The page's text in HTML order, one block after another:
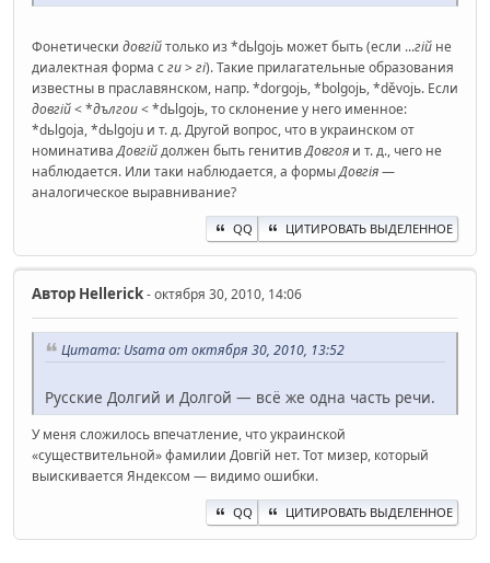
Фонетически довгійтолько из *dьlgojь может быть (если ...гій не
диалектная форма сги> гі). Такие прилагательные образования
известны в праславянском, напр. *dorgojь, *bolgojь, *děvojь. Если
довгій< *дългои< *dьlgojь, то склонение у него именное:
*dьlgoja, *dьlgoju и т. д. Другой вопрос, что в украинском от
номинативаДовгійдолжен быть генитивДовгоя и т. д., чего не
наблюдается. Или таки наблюдается, а формыДовгія—
аналогическое выравнивание?
QQ ЦИТИРОВАТЬ ВЫДЕЛЕННОЕ
Автор Hellerick- октября 30, 2010, 14:06
Цитата: Usama от октября 30, 2010, 13:52
Русские Долгий и Долгой — всё же одна часть речи.
У меня сложилось впечатление, что украинской
«существительной» фамилии Довгій нет. Тот мизер, который
выискивается Яндексом — видимо ошибки.
QQ ЦИТИРОВАТЬ ВЫДЕЛЕННОЕ